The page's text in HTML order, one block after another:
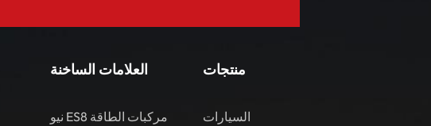
العلامات الساخنة
نيو ES8 مركبات الطاقة
منتجات
السيارات